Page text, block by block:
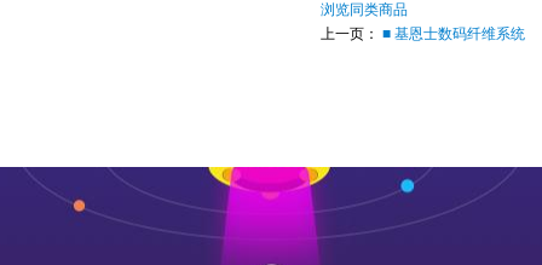
浏览同类商品
上一页： ■ 基恩士数码纤维系统